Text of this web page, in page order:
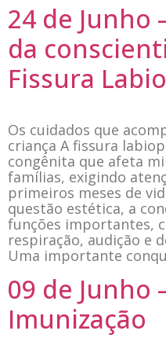
24 de Junho
da
Fissura
Os cuidados que
criança A fissura
congênita que afeta
famílias, exigindo
primeiros meses de
questão estética, a
funções importantes,
respiração, audição e
Uma importante
09 de Junho
Imunização